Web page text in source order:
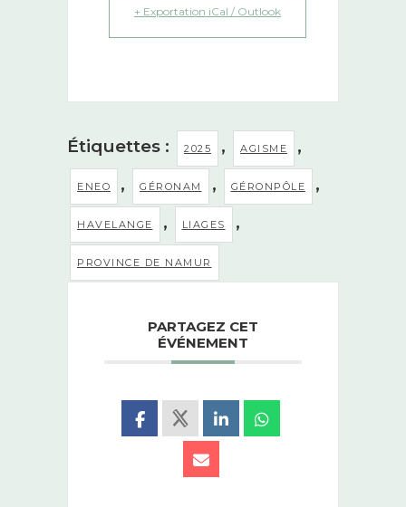
+ Exportation iCal / Outlook
Étiquettes : 2025 , AGISME ,
ENEO , GÉRONAM , GÉRONPÔLE ,
HAVELANGE , LIAGES ,
PROVINCE DE NAMUR
PARTAGEZ CET
ÉVÉNEMENT